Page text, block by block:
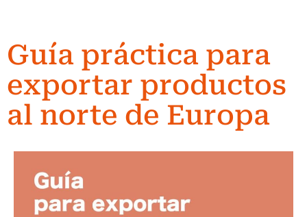
Guía práctica para
exportar productos
al norte de Europa